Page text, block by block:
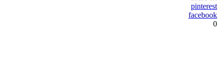
pinterest
facebook
0